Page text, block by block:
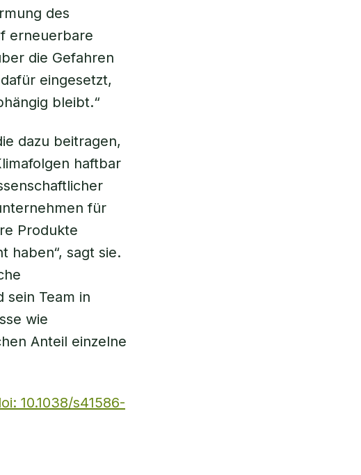
des
erneuerbare
die Gefahren
eingesetzt,
bleibt.“
dazu beitragen,
haftbar
für
Produkte
haben“, sagt sie.
sein Team in
wie
Anteil einzelne
10.1038/s41586-